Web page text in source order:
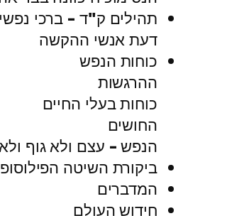
תהילים ק"ד – ברכי
דעת אנשי ההקשה
כוחות הנפש
ההרגשות
כוחות בעלי החיים
החושים
הנפש – עצם ולא גוף
ביקורת השיטה
המדברים
חידוש העולם